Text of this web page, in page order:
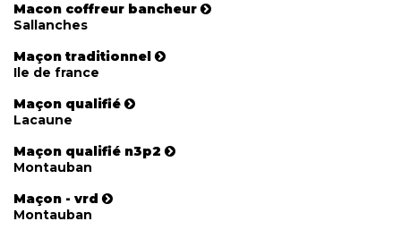
Macon coffreur bancheur
Sallanches
Maçon traditionnel
Ile de france
Maçon qualifié
Lacaune
Maçon qualifié n3p2
Montauban
Maçon - vrd
Montauban